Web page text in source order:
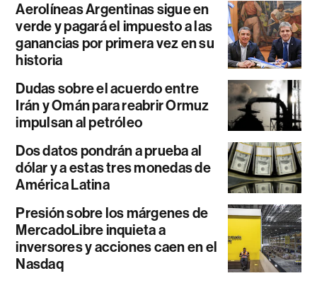
Aerolíneas Argentinas sigue en
verde y pagará el impuesto a las
ganancias por primera vez en su
historia
Dudas sobre el acuerdo entre
Irán y Omán para reabrir Ormuz
impulsan al petróleo
Dos datos pondrán a prueba al
dólar y a estas tres monedas de
América Latina
Presión sobre los márgenes de
MercadoLibre inquieta a
inversores y acciones caen en el
Nasdaq